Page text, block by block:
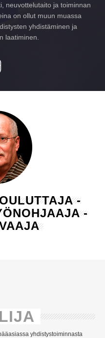
neuvottelutaito ja toiminnan
on ollut muun muassa
yhdistäminen ja
laatiminen.
-
-
yhdistystoiminnasta